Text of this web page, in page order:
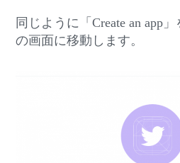
同じように「Create an app
の画面に移動します。